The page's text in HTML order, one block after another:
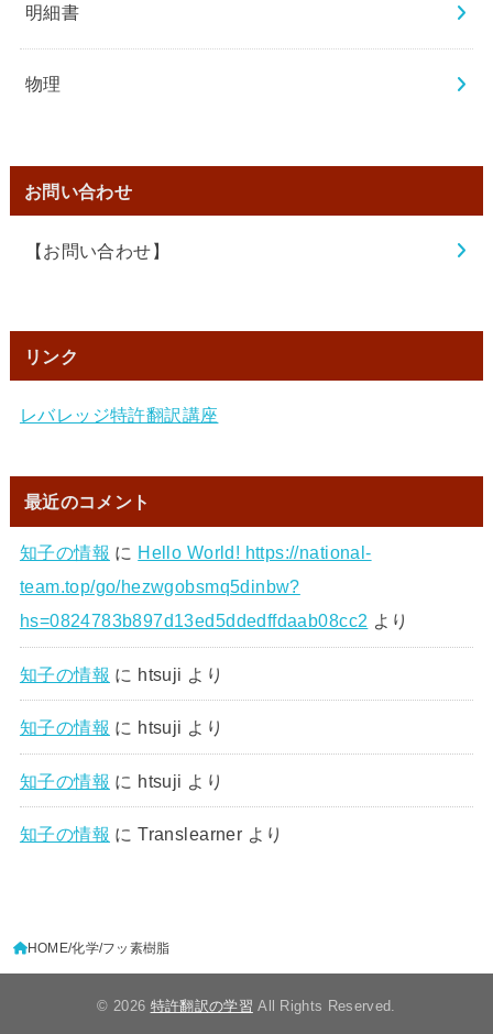
明細書
物理
お問い合わせ
【お問い合わせ】
リンク
レバレッジ特許翻訳講座
最近のコメント
知子の情報 に Hello World! https://national-
team.top/go/hezwgobsmq5dinbw?
hs=0824783b897d13ed5ddedffdaab08cc2 より
知子の情報 に htsuji より
知子の情報 に htsuji より
知子の情報 に htsuji より
知子の情報 にTranslearner より
HOME 化学 フッ素樹脂
© 2026 特許翻訳の学習 All Rights Reserved.